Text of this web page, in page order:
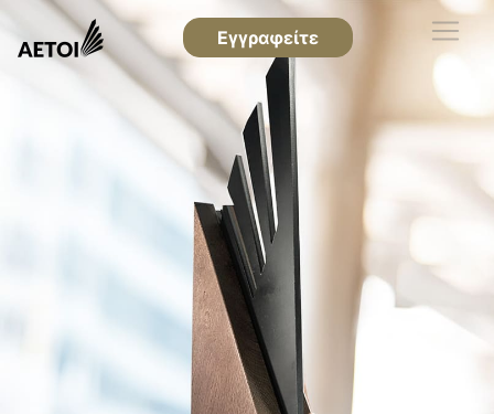
Εγγραφείτε